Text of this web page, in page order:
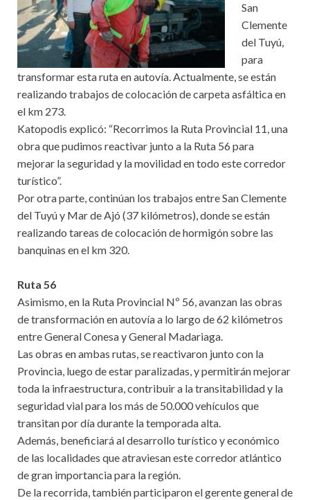
San
Clemente
del Tuyú,
para
transformar esta ruta en autovía. Actualmente, se están
realizando trabajos de colocación de carpeta asfáltica en
el km 273.
Katopodis explicó: “Recorrimos la Ruta Provincial 11, una
obra que pudimos reactivar junto a la Ruta 56 para
mejorar la seguridad y la movilidad en todo este corredor
turístico”.
Por otra parte, continúan los trabajos entre San Clemente
del Tuyú y Mar de Ajó (37 kilómetros), donde se están
realizando tareas de colocación de hormigón sobre las
banquinas en el km 320.
Ruta 56
Asimismo, en la Ruta Provincial Nº 56, avanzan las obras
de transformación en autovía a lo largo de 62 kilómetros
entre General Conesa y General Madariaga.
Las obras en ambas rutas, se reactivaron junto con la
Provincia, luego de estar paralizadas, y permitirán mejorar
toda la infraestructura, contribuir a la transitabilidad y la
seguridad vial para los más de 50.000 vehículos que
transitan por día durante la temporada alta.
Además, beneficiará al desarrollo turístico y económico
de las localidades que atraviesan este corredor atlántico
de gran importancia para la región.
De la recorrida, también participaron el gerente general de